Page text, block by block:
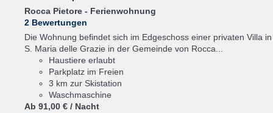
Rocca Pietore - Ferienwohnung
2 Bewertungen
Die Wohnung befindet sich im Edgeschoss einer privaten Villa in
S. Maria delle Grazie in der Gemeinde von Rocca...
Haustiere erlaubt
Parkplatz im Freien
3 km zur Skistation
Waschmaschine
Ab 91,00 € / Nacht